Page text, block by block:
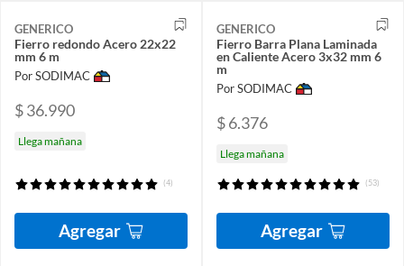
GENERICO
Fierro redondo Acero 22x22
mm 6 m
Por SODIMAC
$ 36.990
Llega mañana
(4)
Agregar
GENERICO
Fierro Barra Plana Laminada
en Caliente Acero 3x32 mm 6
m
Por SODIMAC
$ 6.376
Llega mañana
(53)
Agregar